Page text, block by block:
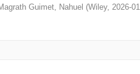
Guimet, Nahuel (Wiley, 2026-